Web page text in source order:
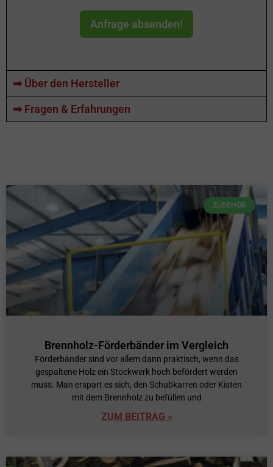
Anfrage absenden!
➡ Über den Hersteller
➡ Fragen & Erfahrungen
ZUBEHÖR
Brennholz-Förderbänder im Vergleich
Förderbänder sind vor allem dann praktisch, wenn das
gespaltene Holz ein Stockwerk hoch befördert werden
muss. Man erspart es sich, den Schubkarren oder Kisten
mit dem Brennholz zu befüllen und
ZUM BEITRAG »